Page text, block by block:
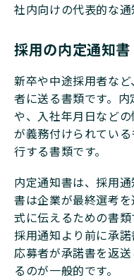
社内向けの代表的な通
採用の内定通知書
新卒や中途採用者な
者に送る書類です。
や、入社年月日など
が義務付けられてい
行する書類です。
内定通知書は、採用
書は企業が最終選考
式に伝えるための書
採用通知より前に承諾
応募者が承諾書を返
るのが一般的です。